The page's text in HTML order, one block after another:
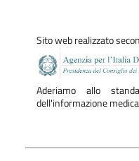
Sito web realizzato
Aderiamo allo
dell'informazione